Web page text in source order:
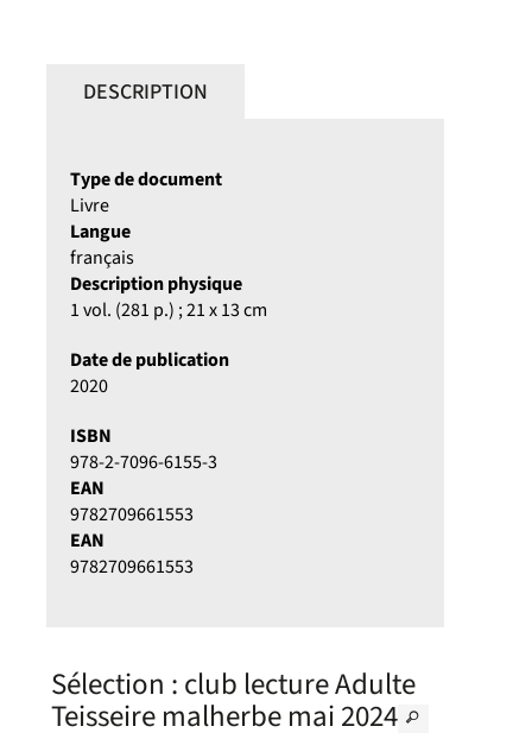
DESCRIPTION
Type de document
Livre
Langue
français
Description physique
1 vol. (281 p.) ; 21 x 13 cm
Date de publication
2020
ISBN
978-2-7096-6155-3
EAN
9782709661553
EAN
9782709661553
Sélection : club lecture Adulte
Teisseire malherbe mai 2024